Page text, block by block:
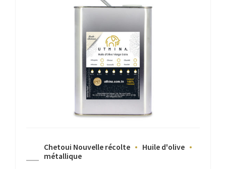
Chetoui Nouvelle récolte
Huile d'olive
métallique